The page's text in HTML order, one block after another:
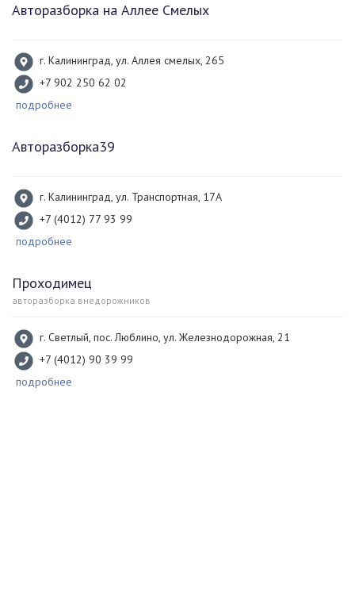
Авторазборка на Аллее Смелых
г. Калининград, ул. Аллея смелых, 265
+7 902 250 62 02
подробнее
Авторазборка39
г. Калининград, ул. Транспортная, 17А
+7 (4012) 77 93 99
подробнее
Проходимец
авторазборка внедорожников
г. Светлый, пос. Люблино, ул. Железнодорожная, 21
+7 (4012) 90 39 99
подробнее